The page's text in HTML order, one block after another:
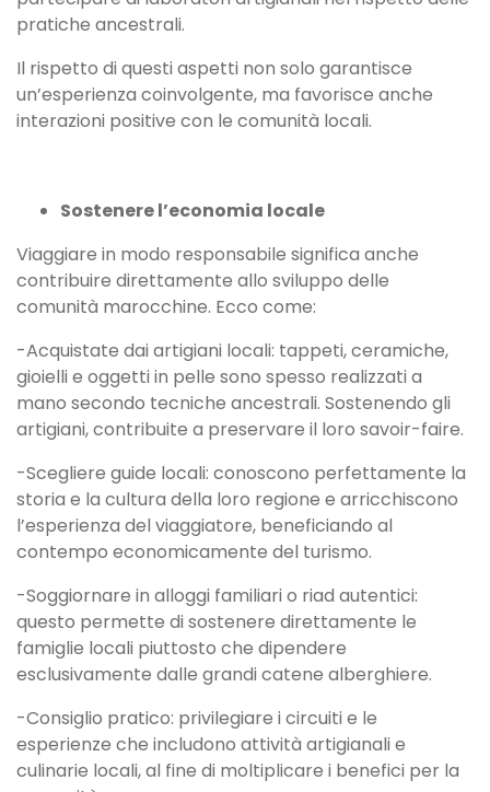
pratiche ancestrali.
Il rispetto di questi aspetti non solo garantisce
un’esperienza coinvolgente, ma favorisce anche
interazioni positive con le comunità locali.
Sostenere l’economia locale
Viaggiare in modo responsabile significa anche
contribuire direttamente allo sviluppo delle
comunità marocchine. Ecco come:
-Acquistate dai artigiani locali: tappeti, ceramiche,
gioielli e oggetti in pelle sono spesso realizzati a
mano secondo tecniche ancestrali. Sostenendo gli
artigiani, contribuite a preservare il loro savoir-faire.
-Scegliere guide locali: conoscono perfettamente la
storia e la cultura della loro regione e arricchiscono
l’esperienza del viaggiatore, beneficiando al
contempo economicamente del turismo.
-Soggiornare in alloggi familiari o riad autentici:
questo permette di sostenere direttamente le
famiglie locali piuttosto che dipendere
esclusivamente dalle grandi catene alberghiere.
-Consiglio pratico: privilegiare i circuiti e le
esperienze che includono attività artigianali e
culinarie locali, al fine di moltiplicare i benefici per la